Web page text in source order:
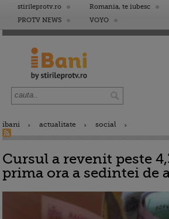
stirileprotv.ro Romania, te iubesc
PROTV NEWS
VOYO
ibani actualitate social
Cursul a revenit peste
prima ora a sedintei de